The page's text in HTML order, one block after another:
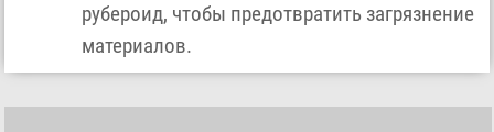
рубероид, чтобы предотвратить загрязнение
материалов.